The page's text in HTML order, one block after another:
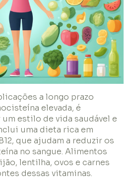
a longo prazo
elevada, é
estilo de vida saudável e
uma dieta rica em
que ajudam a reduzir os
no sangue. Alimentos
lentilha, ovos e carnes
dessas vitaminas.